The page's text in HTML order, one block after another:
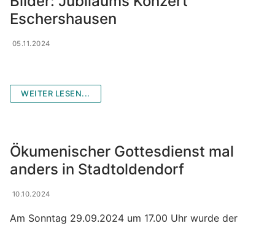
Vespergruppe
Eschershausen
05.11.2024
WEITER LESEN...
Ökumenischer Gottesdienst mal
anders in Stadtoldendorf
10.10.2024
Am Sonntag 29.09.2024 um 17.00 Uhr wurde der